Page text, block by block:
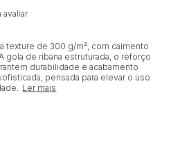
avaliar
texture de 300 g/m², com caimento
gola de ribana estruturada, o reforço
durabilidade e acabamento
pensada para elevar o uso
Ler mais